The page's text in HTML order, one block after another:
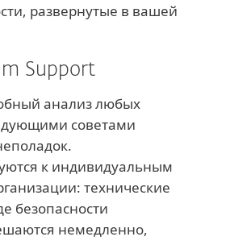
развернутые в вашей
Support
анализ любых
советами
к индивидуальным
технические
безопасности
немедленно,